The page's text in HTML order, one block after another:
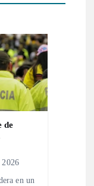
de
2026
en un